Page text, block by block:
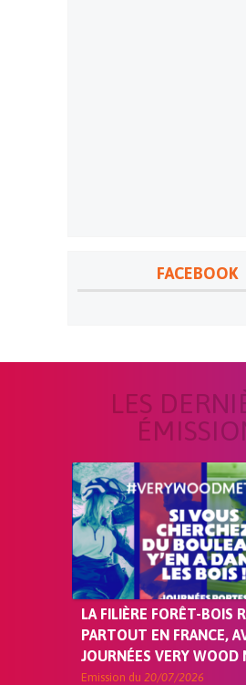
FACEBOOK
LES
LA FILIÈRE FORÊT-BOIS
PARTOUT EN FRANCE,
JOURNÉES VERY WOOD
Emission du 20/07/2026